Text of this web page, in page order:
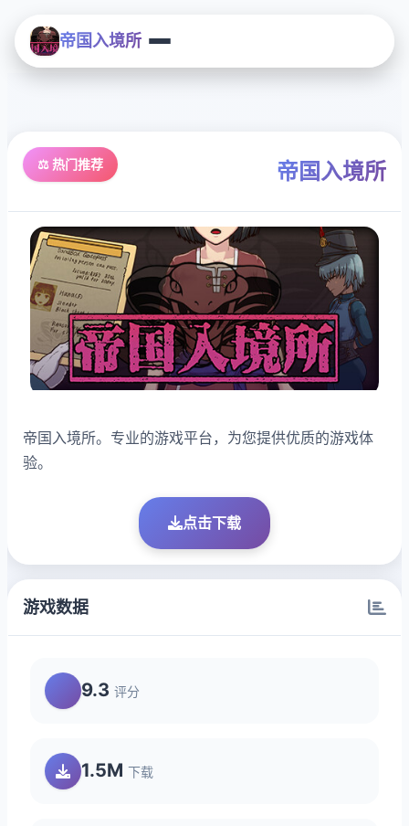
帝国入境所
⚖️ 热门推荐 帝国入境所
帝国入境所。专业的游戏平台，为您提供优质的游戏体
验。
点击下载
游戏数据
9.3 评分
1.5M 下载